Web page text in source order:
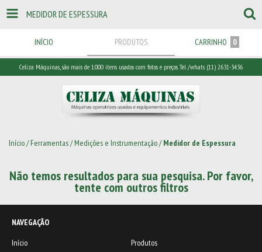
MEDIDOR DE ESPESSURA
INÍCIO PRODUTOS CARRINHO 0
Celiza Máquinas, são mais de 1.000 itens usados com fotos e preços. Tel /whats (11) 2631-3436
Início/ Ferramentas/ Medições e Instrumentação/ Medidor de Espessura
Não temos resultados para sua pesquisa. Por favor,
tente com outros filtros
NAVEGAÇÃO
Início
Produtos